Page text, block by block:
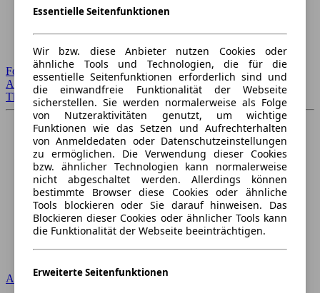
Essentielle Seitenfunktionen
Wir bzw. diese Anbieter nutzen Cookies oder
ähnliche Tools und Technologien, die für die
essentielle Seitenfunktionen erforderlich sind und
die einwandfreie Funktionalität der Webseite
sicherstellen. Sie werden normalerweise als Folge
von Nutzeraktivitäten genutzt, um wichtige
Funktionen wie das Setzen und Aufrechterhalten
von Anmeldedaten oder Datenschutzeinstellungen
zu ermöglichen. Die Verwendung dieser Cookies
bzw. ähnlicher Technologien kann normalerweise
nicht abgeschaltet werden. Allerdings können
bestimmte Browser diese Cookies oder ähnliche
Tools blockieren oder Sie darauf hinweisen. Das
Blockieren dieser Cookies oder ähnlicher Tools kann
die Funktionalität der Webseite beeinträchtigen.
Erweiterte Seitenfunktionen
Forum Startseite
Alle Auto-Foren
Themen-Forum
Audi